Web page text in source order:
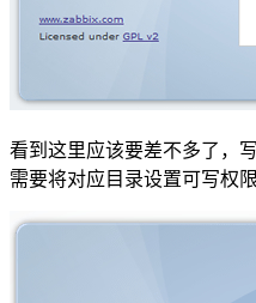
看到这里应该要差不多了，
需要将对应目录设置可写权限